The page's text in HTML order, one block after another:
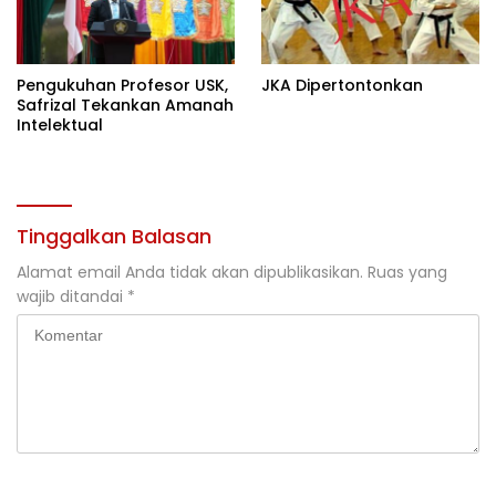
Pengukuhan Profesor USK,
Safrizal Tekankan Amanah
Intelektual
JKA Dipertontonkan
Tinggalkan Balasan
Alamat email Anda tidak akan dipublikasikan. Ruas yang
wajib ditandai *